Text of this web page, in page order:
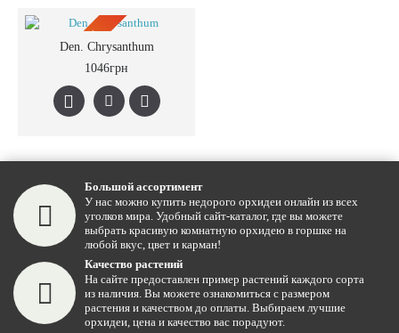
ПРЕДЗАКАЗ
Den. Chrysanthum
1046грн
Большой ассортимент
У нас можно купить недорого орхидеи онлайн из всех
уголков мира. Удобный сайт-каталог, где вы можете
выбрать красивую комнатную орхидею в горшке на
любой вкус, цвет и карман!
Качество растений
На сайте предоставлен пример растений каждого сорта
из наличия. Вы можете ознакомиться с размером
растения и качеством до оплаты. Выбираем лучшие
орхидеи, цена и качество вас порадуют.